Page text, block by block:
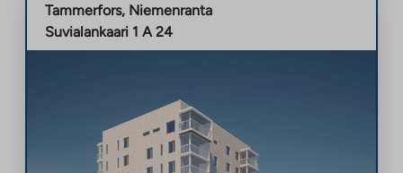
Tammerfors, Niemenranta
Suvialankaari 1 A 24